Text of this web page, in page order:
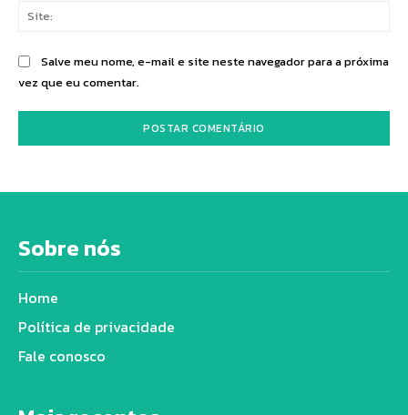
Salve meu nome, e-mail e site neste navegador para a próxima
vez que eu comentar.
Sobre nós
Home
Política de privacidade
Fale conosco